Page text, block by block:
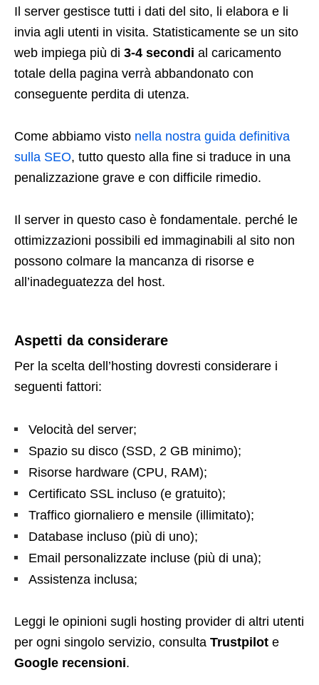
Il server gestisce tutti i dati del sito, li elabora e li
invia agli utenti in visita. Statisticamente se un sito
web impiega più di 3-4 secondi al caricamento
totale della pagina verrà abbandonato con
conseguente perdita di utenza.
Come abbiamo visto nella nostra guida definitiva
sulla SEO, tutto questo alla fine si traduce in una
penalizzazione grave e con difficile rimedio.
Il server in questo caso è fondamentale. perché le
ottimizzazioni possibili ed immaginabili al sito non
possono colmare la mancanza di risorse e
all’inadeguatezza del host.
Aspetti da considerare
Per la scelta dell’hosting dovresti considerare i
seguenti fattori:
Velocità del server;
Spazio su disco (SSD, 2 GB minimo);
Risorse hardware (CPU, RAM);
Certificato SSL incluso (e gratuito);
Traffico giornaliero e mensile (illimitato);
Database incluso (più di uno);
Email personalizzate incluse (più di una);
Assistenza inclusa;
Leggi le opinioni sugli hosting provider di altri utenti
per ogni singolo servizio, consulta Trustpilot e
Google recensioni.